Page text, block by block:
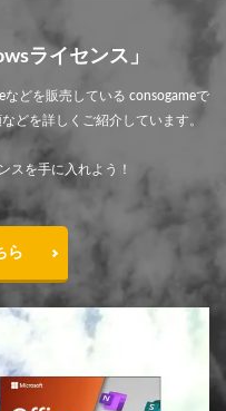
ライセンス」
どを販売している consogameで
どを詳しくご紹介しています。
スを手に入れよう！
ら